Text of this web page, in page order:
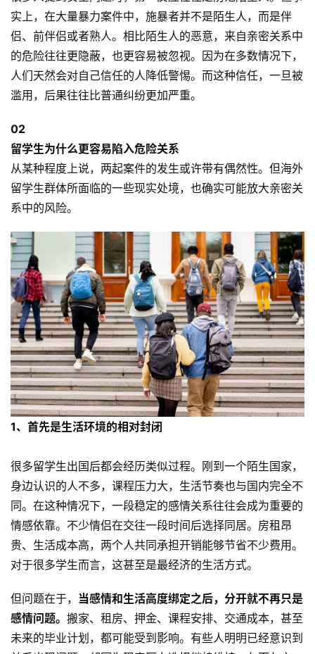
实上，在大量暴力案件中，施暴者并不是陌生人，而是伴
侣、前伴侣或者熟人。相比陌生人的恶意，来自亲密关系中
的危险往往更隐蔽，也更容易被忽视。因为在多数情况下，
人们天然会对自己信任的人降低警惕。而这种信任，一旦被
滥用，后果往往比普通纠纷更加严重。
02
留学生为什么更容易陷入危险关系
从某种程度上说，两起案件的发生或许带有偶然性。但海外
留学生群体所面临的一些现实处境，也确实可能放大亲密关
系中的风险。
1、首先是生活环境的相对封闭
很多留学生出国后都会经历类似过程。刚到一个陌生国家，
身边认识的人不多，课程压力大，生活节奏也与国内完全不
同。在这种情况下，一段稳定的感情关系往往会成为重要的
情感依靠。不少情侣在交往一段时间后选择同居。房租昂
贵、生活成本高，两个人共同承担开销能够节省不少费用。
对于很多学生而言，这甚至是最经济的生活方式。
但问题在于， 当感情和生活高度绑定之后，分开就不再只是
感情问题。 搬家、租房、押金、课程安排、交通成本，甚至
未来的毕业计划，都可能受到影响。有些人明明已经意识到